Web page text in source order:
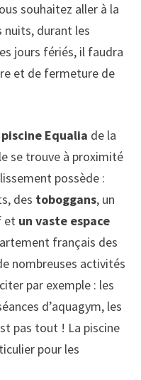
souhaitez aller à la
nuits, durant les
jours fériés, il faudra
et de fermeture de
piscine Equalia de la
se trouve à proximité
possède :
des toboggans, un
et un vaste espace
français des
nombreuses activités
par exemple : les
d’aquagym, les
pas tout ! La piscine
pour les